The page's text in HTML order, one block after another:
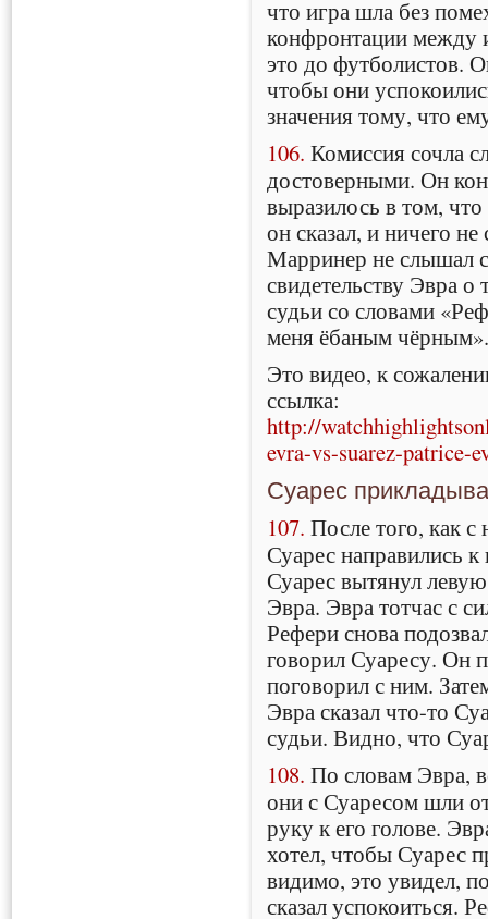
что игра шла без
конфронтации между
это до футболистов.
чтобы они
значения тому, что
106. Комиссия сочла
достоверными. Он
выразилось в том,
он сказал, и ничего
Марринер не слышал
свидетельству Эвра
судьи со словами
меня ёбаным
Это видео, к
ссылка:
http://
evra-vs-suarez-patrice-
Суарес
107. После того, как
Суарес направились
Суарес вытянул
Эвра. Эвра тотчас с
Рефери снова
говорил Суаресу. Он
поговорил с ним.
Эвра сказал что-то
судьи. Видно, что
108. По словам Эвра,
они с Суаресом шли
руку к его голове.
хотел, чтобы Суарес
видимо, это увидел,
сказал успокоиться.